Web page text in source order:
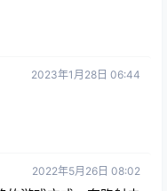
候不太好，摇杆拿在
10美元了！物理效
手甚至无法正常同